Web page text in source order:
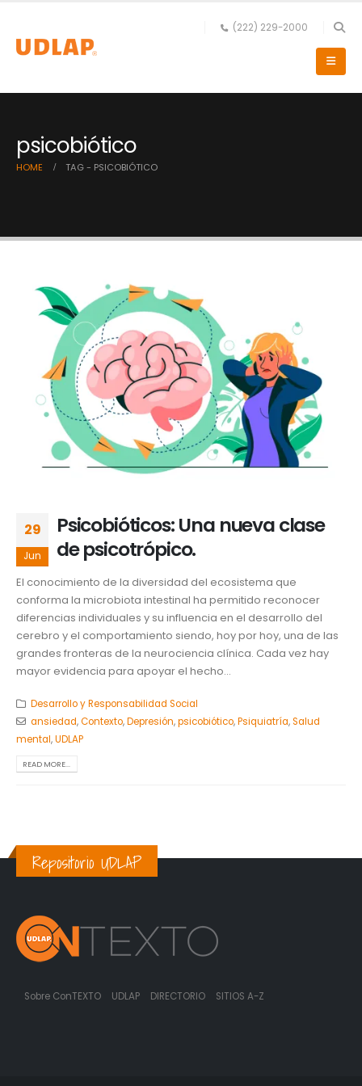
(222) 229-2000
psicobiótico
HOME TAG - PSICOBIÓTICO
29
Jun
Psicobióticos: Una nueva clase
de psicotrópico.
El conocimiento de la diversidad del ecosistema que
conforma la microbiota intestinal ha permitido reconocer
diferencias individuales y su influencia en el desarrollo del
cerebro y el comportamiento siendo, hoy por hoy, una de las
grandes fronteras de la neurociencia clínica. Cada vez hay
mayor evidencia para apoyar el hecho...
Desarrollo y Responsabilidad Social
ansiedad,Contexto,Depresión,psicobiótico,Psiquiatría,Salud
mental,UDLAP
READ MORE...
Repositorio UDLAP
Sobre ConTEXTO UDLAP DIRECTORIO SITIOS A-Z